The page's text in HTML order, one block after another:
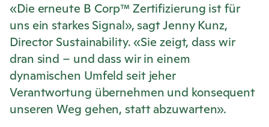
«Die erneute B Corp™ Zertifizierung ist für
uns ein starkes Signal», sagt Jenny Kunz,
Director Sustainability. «Sie zeigt, dass wir
dran sind – und dass wir in einem
dynamischen Umfeld seit jeher
Verantwortung übernehmen und konsequent
unseren Weg gehen, statt abzuwarten».